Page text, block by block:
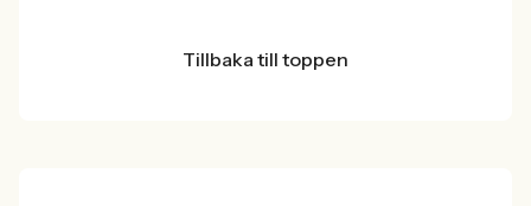
Tillbaka till toppen